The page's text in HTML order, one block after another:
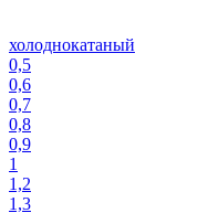
холоднокатаный
0,5
0,6
0,7
0,8
0,9
1
1,2
1,3